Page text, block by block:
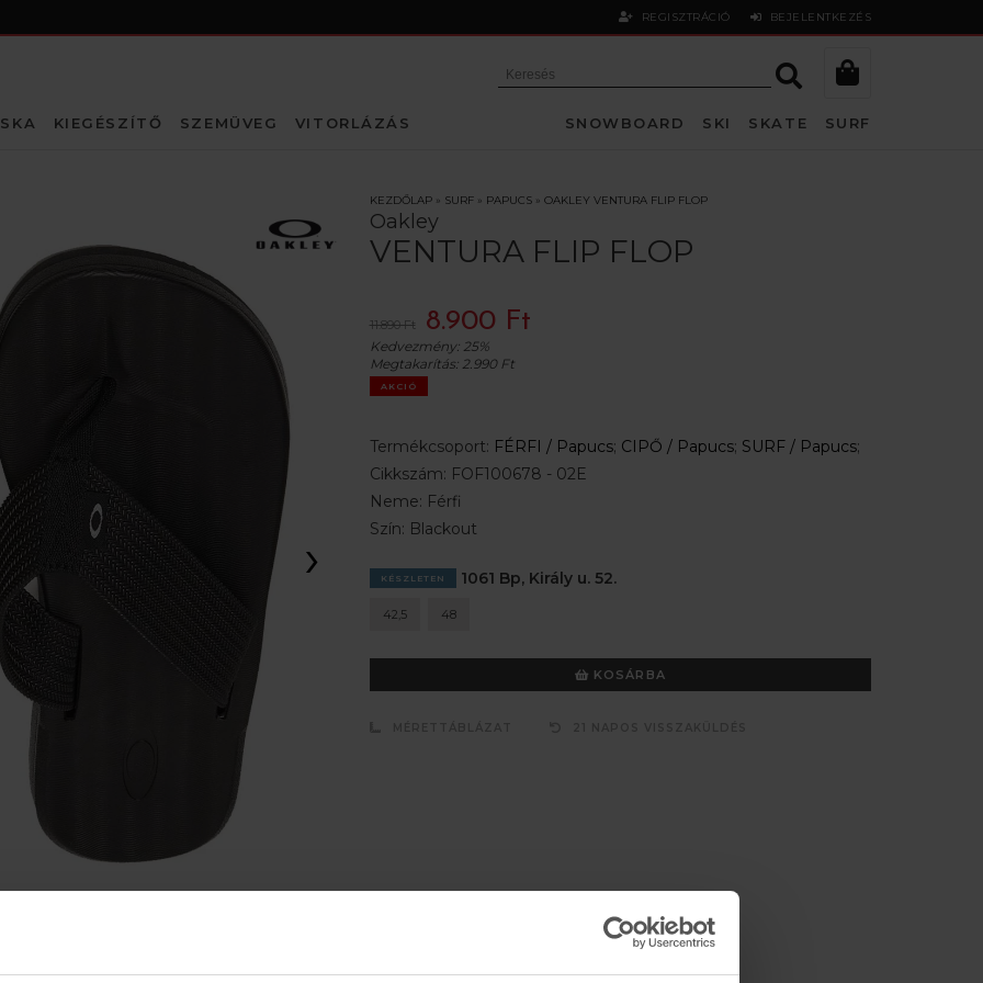
REGISZTRÁCIÓ BEJELENTKEZÉS
KIEGÉSZÍTŐ SZEMÜVEG VITORLÁZÁS SNOWBOARD SKI SKATE SURF
›
KEZDŐLAP» SURF» PAPUCS» OAKLEY VENTURA FLIP FLOP
Oakley
VENTURA FLIP FLOP
11.890 Ft 8.900 Ft
Kedvezmény: 25%
Megtakarítás: 2.990 Ft
AKCIÓ
Termékcsoport: FÉRFI / Papucs; CIPŐ / Papucs; SURF / Papucs;
Cikkszám: FOF100678 - 02E
Neme: Férfi
Szín: Blackout
KÉSZLETEN 1061 Bp, Király u. 52.
42,5 48
KOSÁRBA